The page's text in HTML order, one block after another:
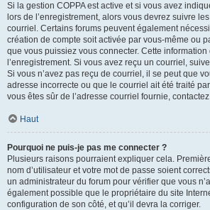
Si la gestion COPPA est active et si vous avez
lors de l’enregistrement, alors vous devrez suivre
courriel. Certains forums peuvent également
création de compte soit activée par vous-même ou
que vous puissiez vous connecter. Cette
l’enregistrement. Si vous avez reçu un courriel,
Si vous n’avez pas reçu de courriel, il se peut que
adresse incorrecte ou que le courriel ait été traité
vous êtes sûr de l’adresse courriel fournie,
Haut
Pourquoi ne puis-je pas me connecter ?
Plusieurs raisons pourraient expliquer cela.
nom d’utilisateur et votre mot de passe soient
un administrateur du forum pour vérifier que vous
également possible que le propriétaire du site
configuration de son côté, et qu’il devra la corriger.